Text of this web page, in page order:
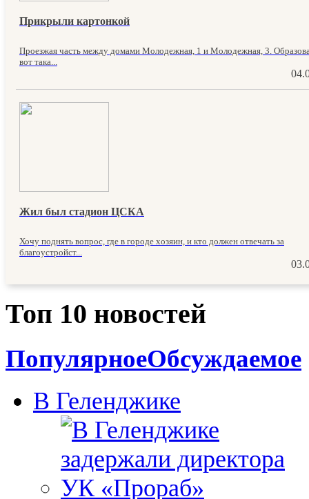
Прикрыли картонкой
Проезжая часть между домами Молодежная, 1 и Молодежная, 3.
вот така...
Жил был стадион ЦСКА
Хочу поднять вопрос, где в городе хозяин, и кто должен отвечать за
благоустройст...
Топ 10 новостей
ПопулярноеОбсуждаемое
В Геленджике